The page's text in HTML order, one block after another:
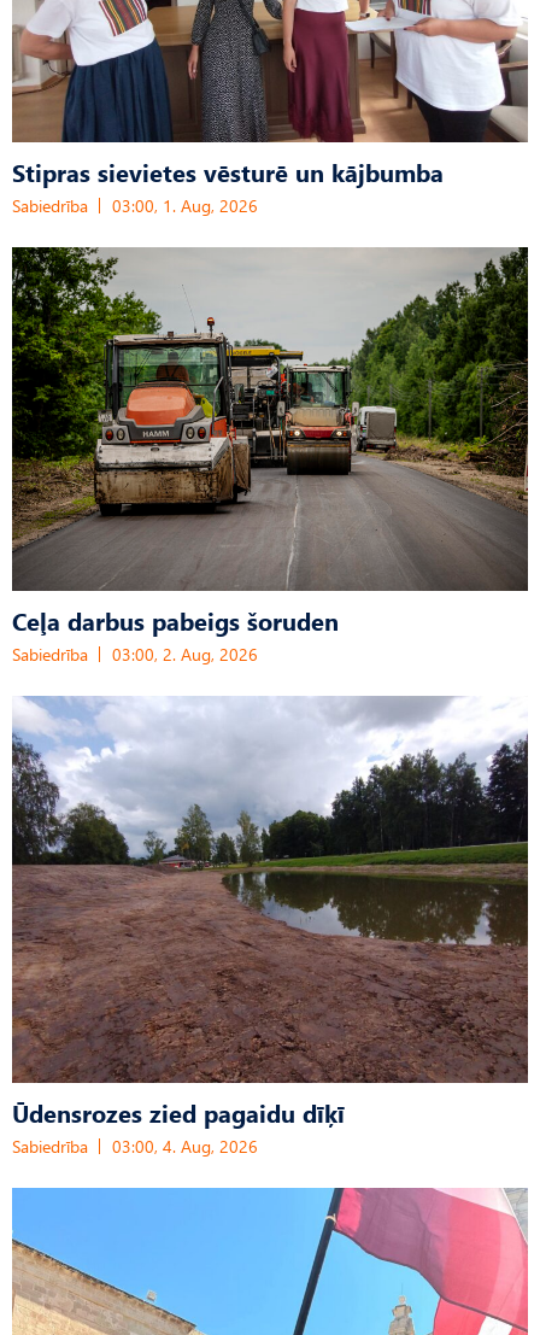
Stipras sievietes vēsturē un kājbumba
Sabiedrība 03:00, 1. Aug, 2026
Ceļa darbus pabeigs šoruden
Sabiedrība 03:00, 2. Aug, 2026
Ūdensrozes zied pagaidu dīķī
Sabiedrība 03:00, 4. Aug, 2026